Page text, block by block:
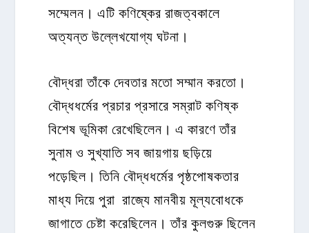
সম্মেলন। এটি কণিষ্কের রাজত্বকালে
অত্যন্ত উল্লেখযোগ্য ঘটনা।
বৌদ্ধরা তাঁকে দেবতার মতো সম্মান করতো।
বৌদ্ধধর্মের প্রচার প্রসারে সম্রাট কণিষ্ক
বিশেষ ভূমিকা রেখেছিলেন। এ কারণে তাঁর
সুনাম ও সুখ্যাতি সব জায়গায় ছড়িয়ে
পড়েছিল। তিনি বৌদ্ধধর্মের পৃষ্ঠপোষকতার
মাধ্য দিয়ে পুরা রাজ্যে মানবীয় মূল্যবোধকে
জাগাতে চেষ্টা করেছিলেন। তাঁর কুলগুরু ছিলেন